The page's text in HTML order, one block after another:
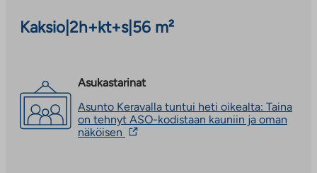
Kaksio 2h+kt+s| 56 m²
Asukastarinat
Asunto Keravalla tuntui heti oikealta: Taina
on tehnyt ASO-kodistaan kauniin ja oman
näköisen Linkki